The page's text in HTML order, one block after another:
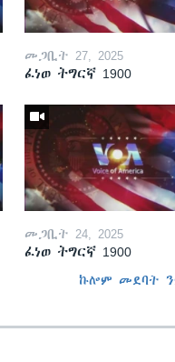
መጋቢት 27, 2025
ፈነወ ትግርኛ 1900
መጋቢት 24, 2025
ፈነወ ትግርኛ 1900
ኩሎም መደባት